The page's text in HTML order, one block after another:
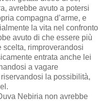
avrebbe avuto a potersi
compagna d’arme, e
la vita nel confronto
avuto di che essere più
scelta, rimproverandosi
entrata anche lei
a vagare
la possibilità,
Nebiria non avrebbe